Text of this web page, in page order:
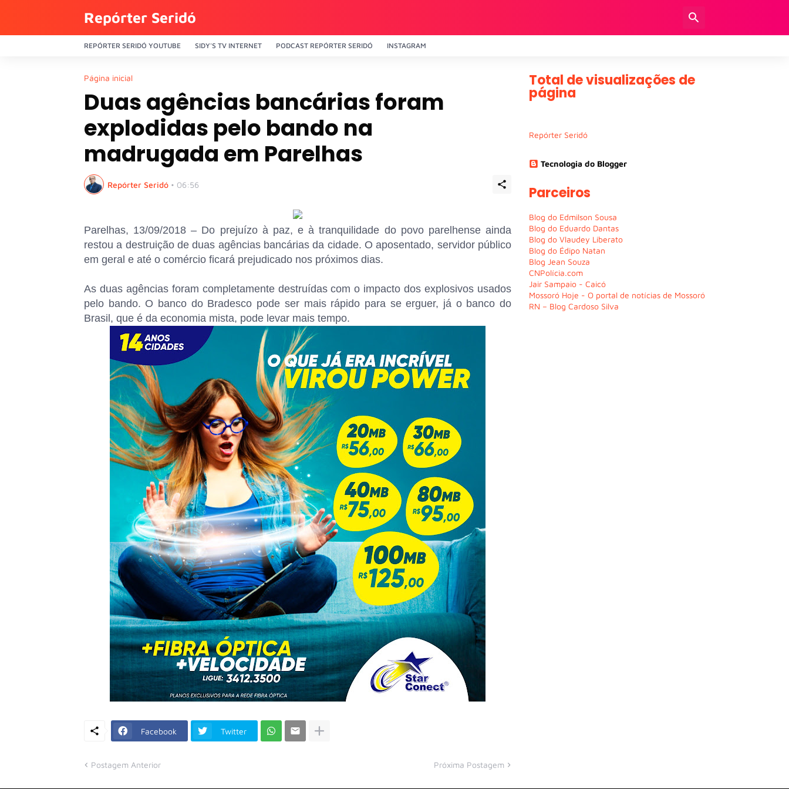
Repórter Seridó
REPÓRTER SERIDÓ YOUTUBE SIDY'S TV INTERNET PODCAST REPÓRTER SERIDÓ INSTAGRAM
Página inicial
Duas agências bancárias foram
explodidas pelo bando na
madrugada em Parelhas
Repórter Seridó • 06:56
Parelhas, 13/09/2018 – Do prejuízo à paz, e à tranquilidade do povo parelhense ainda
restou a destruição de duas agências bancárias da cidade. O aposentado, servidor público
em geral e até o comércio ficará prejudicado nos próximos dias.
As duas agências foram completamente destruídas com o impacto dos explosivos usados
pelo bando. O banco do Bradesco pode ser mais rápido para se erguer, já o banco do
Brasil, que é da economia mista, pode levar mais tempo.
Facebook Twitter
Postagem Anterior Próxima Postagem
Total de visualizações de
página
Repórter Seridó
Tecnologia do Blogger
Parceiros
Blog do Edmilson Sousa
Blog do Eduardo Dantas
Blog do Vlaudey Liberato
Blog do Édipo Natan
Blog Jean Souza
CNPolícia.com
Jair Sampaio - Caicó
Mossoró Hoje - O portal de notícias de Mossoró
RN – Blog Cardoso Silva